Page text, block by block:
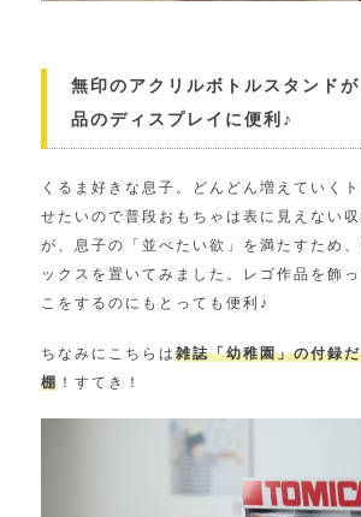
無印のアクリルボトルスタンド
品のディスプレイに便利♪
くるま好きな息子。どんどん増えていく
せたいので普段おもちゃは表に見えない
が、息子の「並べたい欲」を満たすため
ックスを置いてみました。レゴ作品を飾
こをするのにもとっても便利♪
ちなみにこちらは 雑誌「幼稚園」の付録
棚！すてき！